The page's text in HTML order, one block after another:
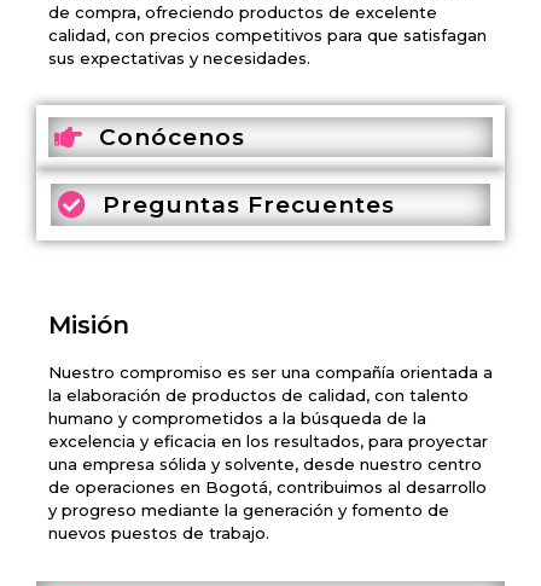
de compra, ofreciendo productos de excelente
calidad, con precios competitivos para que satisfagan
sus expectativas y necesidades.
Conócenos
Preguntas Frecuentes
Misión
Nuestro compromiso es ser una compañía orientada a
la elaboración de productos de calidad, con talento
humano y comprometidos a la búsqueda de la
excelencia y eficacia en los resultados, para proyectar
una empresa sólida y solvente, desde nuestro centro
de operaciones en Bogotá, contribuimos al desarrollo
y progreso mediante la generación y fomento de
nuevos puestos de trabajo.